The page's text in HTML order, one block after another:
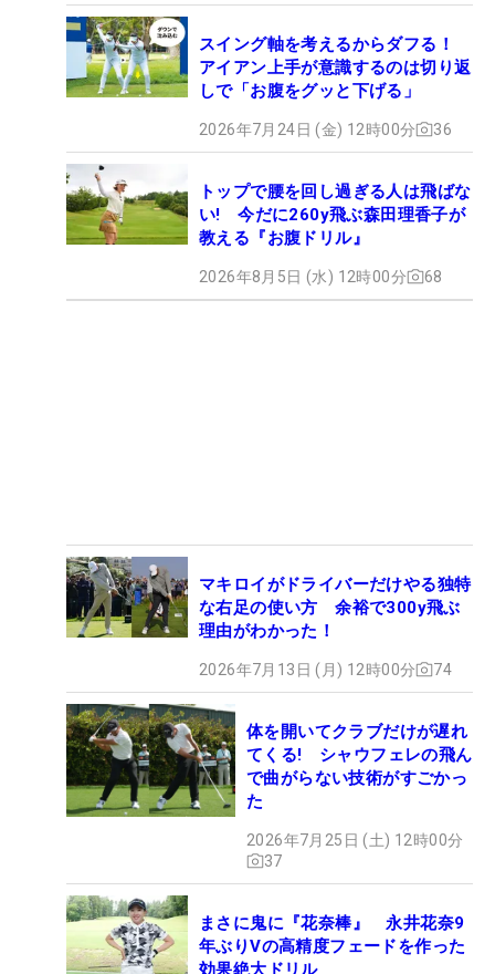
スイング軸を考えるからダフる！
アイアン上手が意識するのは切り返
しで「お腹をグッと下げる」
2026年7月24日 (金) 12時00分 36
トップで腰を回し過ぎる人は飛ばな
い! 今だに260y飛ぶ森田理香子が
教える『お腹ドリル』
2026年8月5日 (水) 12時00分 68
マキロイがドライバーだけやる独特
な右足の使い方 余裕で300y飛ぶ
理由がわかった！
2026年7月13日 (月) 12時00分 74
体を開いてクラブだけが遅れ
てくる! シャウフェレの飛ん
で曲がらない技術がすごかっ
た
2026年7月25日 (土) 12時00分
37
まさに鬼に『花奈棒』 永井花奈9
年ぶりVの高精度フェードを作った
効果絶大ドリル